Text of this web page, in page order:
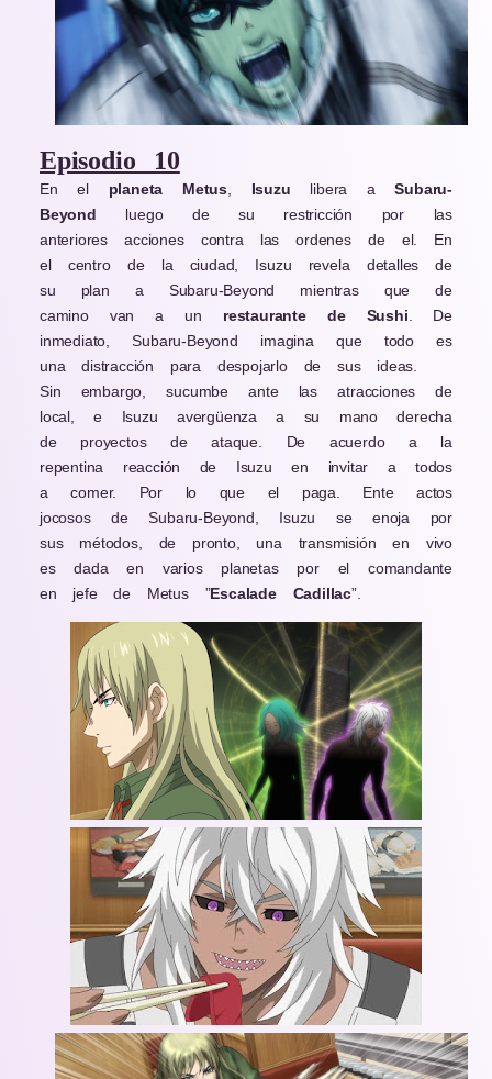
Episodio 10
En el planeta Metus Isuzu libera aSubaru-
Beyond luego de su restricción por las
anteriores acciones contra las ordenes de el. En
el centro de la ciudad, Isuzu revela detalles de
su plan a Subaru-Beyond mientras que de
camino van a un restaurante de Sushi . De
inmediato, Subaru-Beyond imagina que todo es
una distracción para despojarlo de sus ideas.
Sin embargo, sucumbe ante las atracciones de
local, e Isuzu avergüenza a su mano derecha
de proyectos de ataque. De acuerdo a la
repentina reacción de Isuzu en invitar a todos
a comer. Por lo que el paga. Ente actos
jocosos de Subaru-Beyond, Isuzu se enoja por
sus métodos, de pronto, una transmisión en vivo
es dada en varios planetas por el comandante
en jefe de Metus ”Escalade Cadillac”.